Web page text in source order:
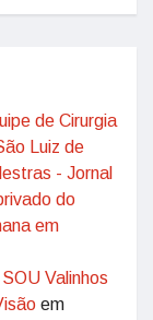
de Cirurgia
Luiz de
- Jornal
do
em
Valinhos
em